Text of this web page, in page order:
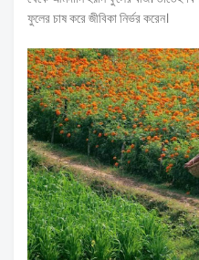
ফুলের চাষ করে জীবিকা নির্ভর করেন।